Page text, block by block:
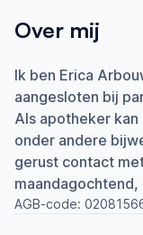
Over mij
Ik ben Erica
aangesloten bij
Als apotheker
onder andere
gerust contact
AGB-code: